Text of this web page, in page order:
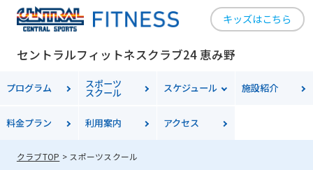
キッズはこちら
セントラルフィットネスクラブ24 恵み野
プログラム スポーツ
スクール スケジュール 施設紹介
料金プラン 利用案内 アクセス
クラブTOP スポーツスクール
For